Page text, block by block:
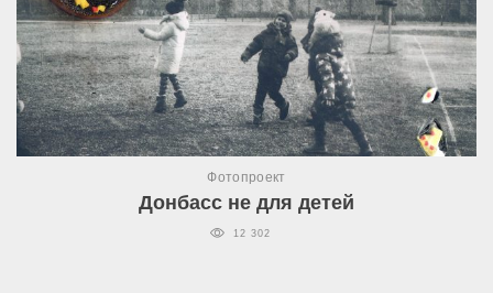
Фотопроект
Донбасс не для детей
12 302